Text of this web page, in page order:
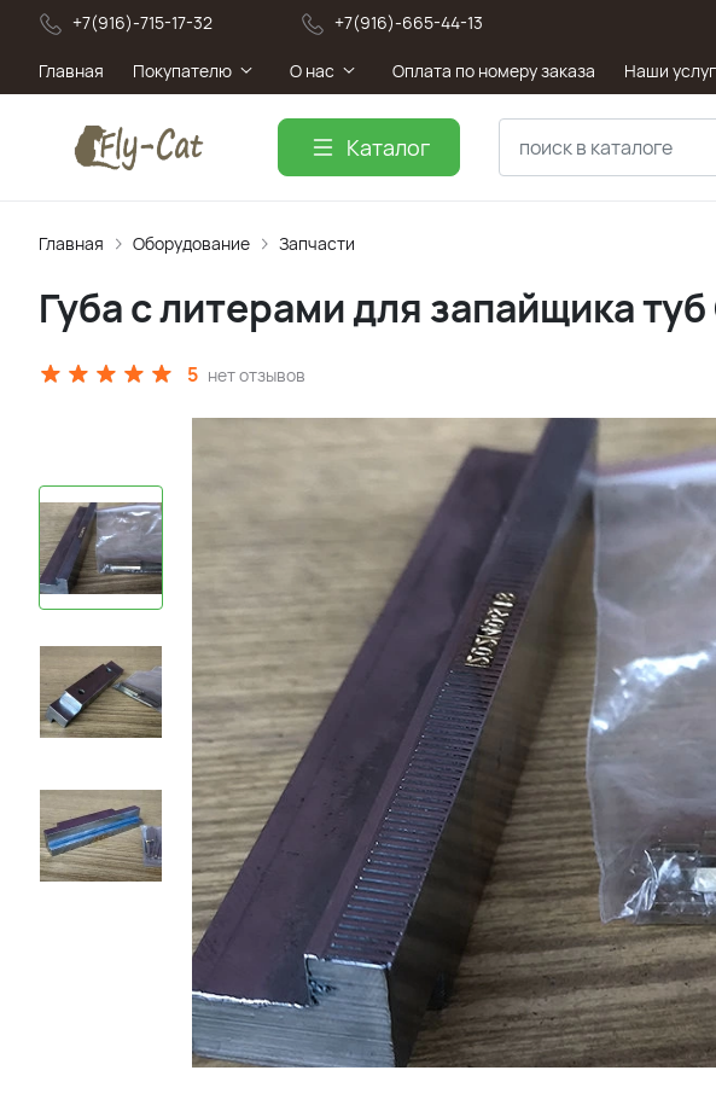
+7(916)-715-17-32 +7(916)-665-44-13
Главная Покупателю О нас Оплата по номеру заказа Наши
Каталог
Главная Оборудование Запчасти
Губа с литерами для запайщика туб
5 нет отзывов